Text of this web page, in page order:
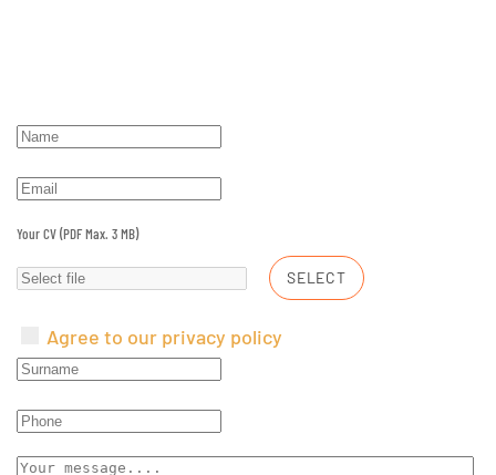
Your CV (PDF Max. 3 MB)
SELECT
Agree to our privacy policy